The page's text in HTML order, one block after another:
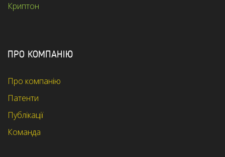
Криптон
ПРО КОМПАНІЮ
Про компанію
Патенти
Публікації
Команда